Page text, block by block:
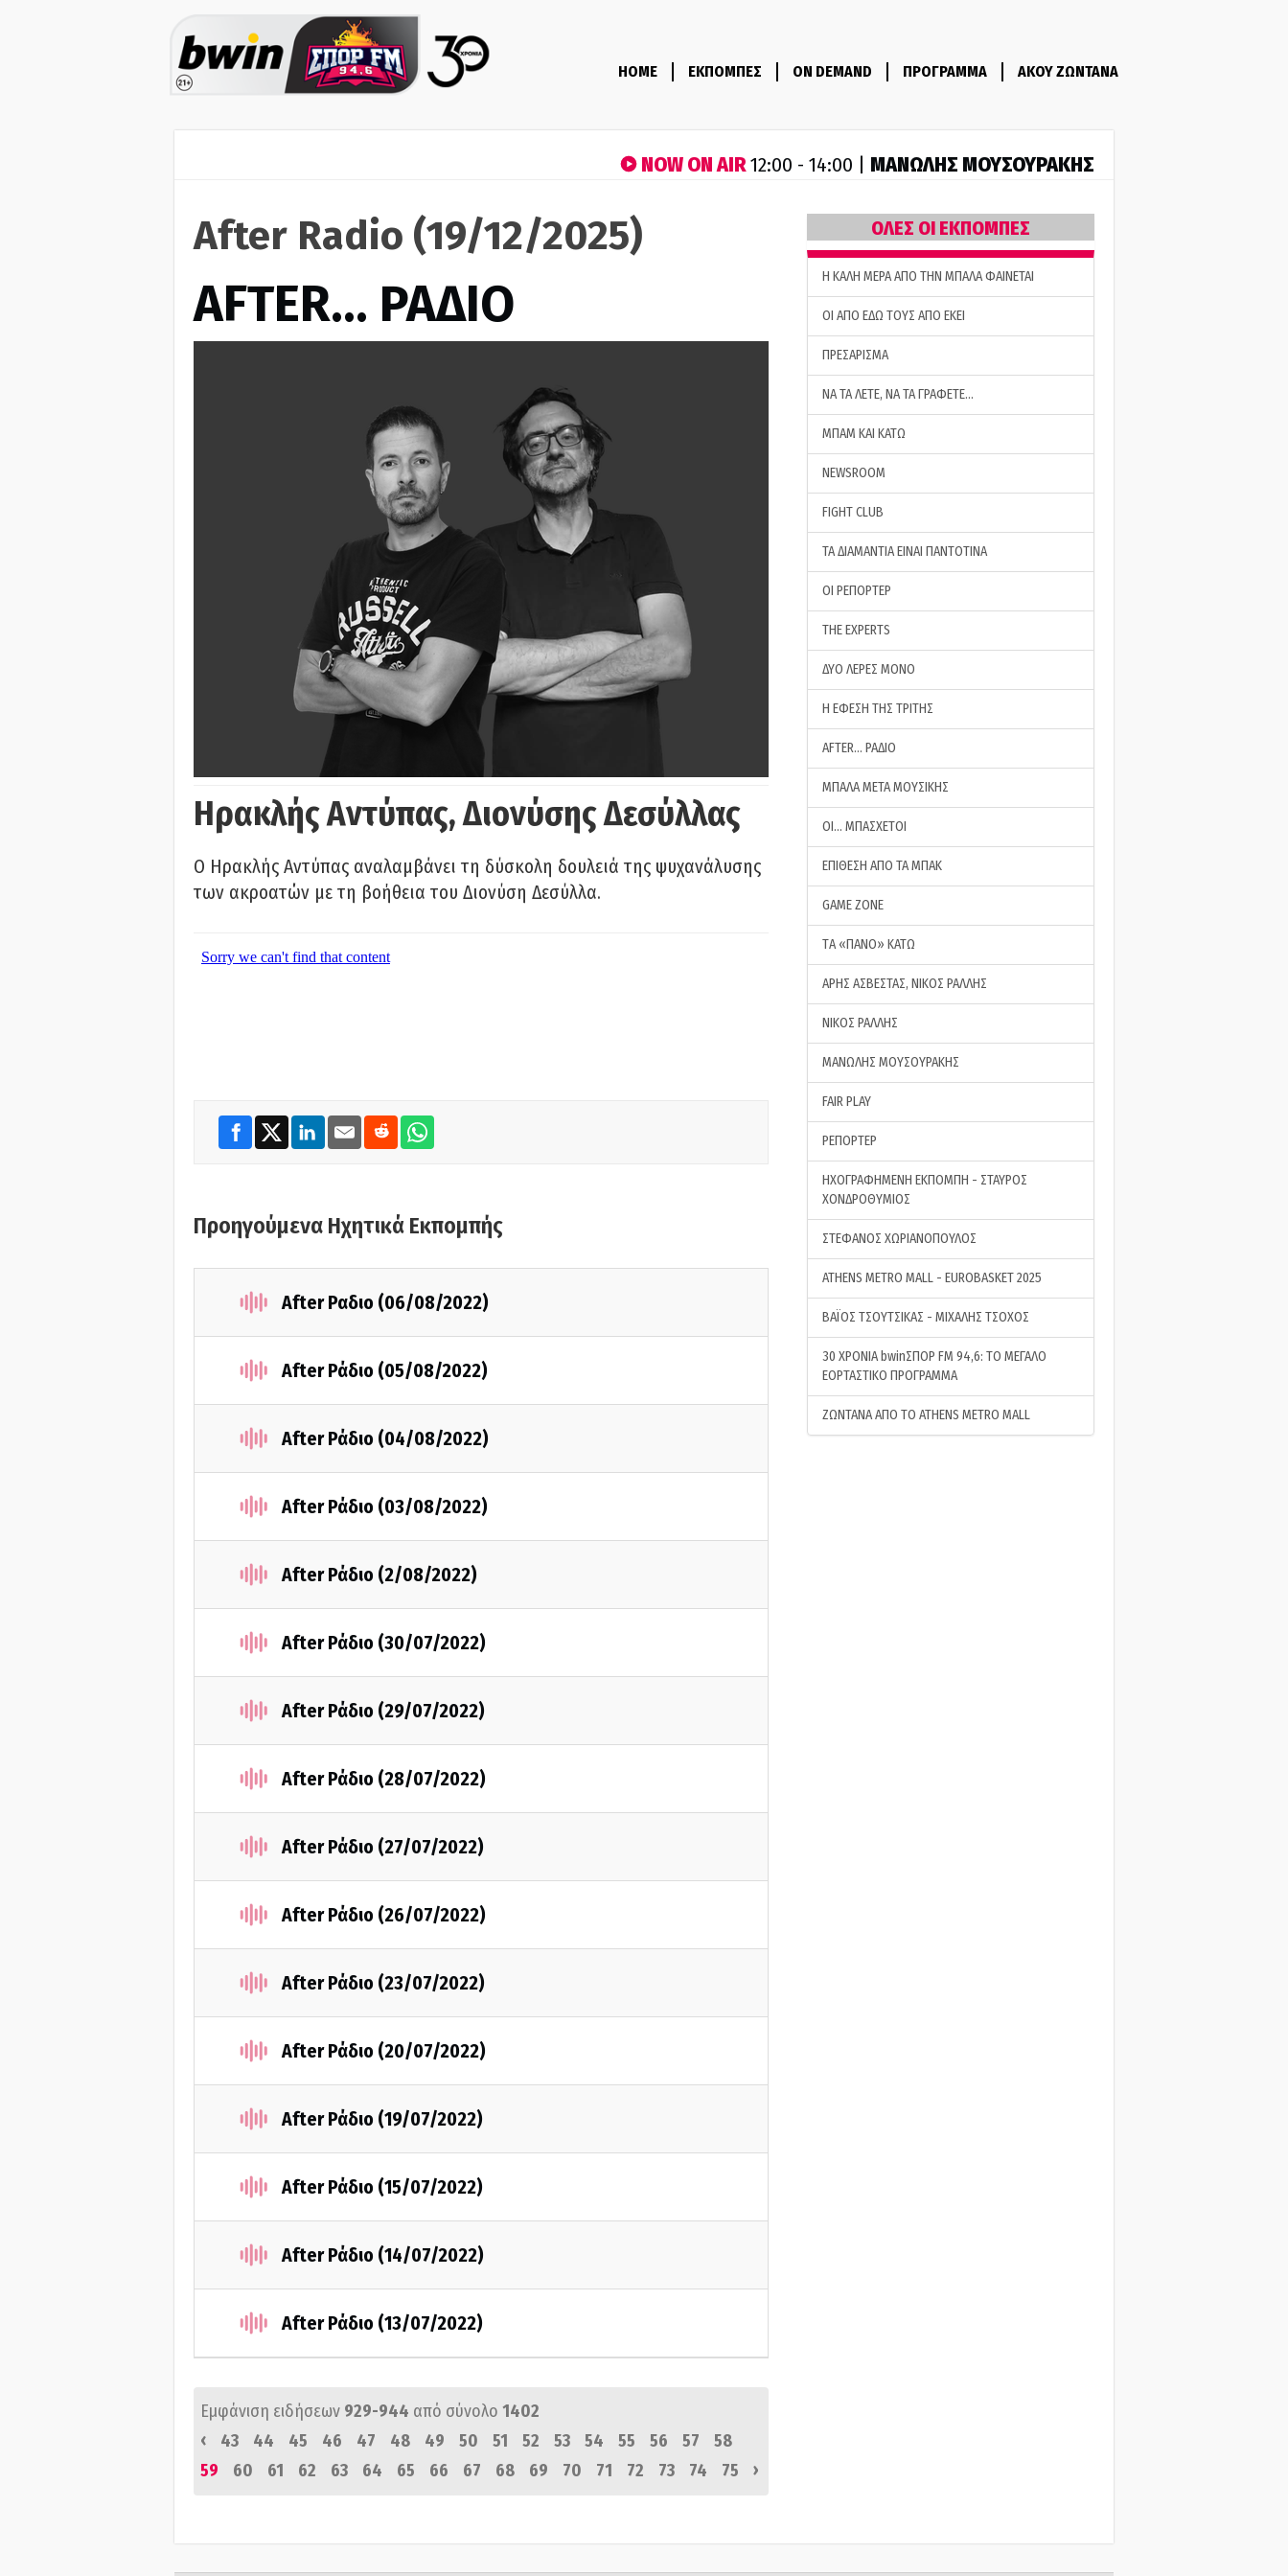
HOME ΕΚΠΟΜΠΕΣ ON DEMAND ΠΡΟΓΡΑΜΜΑ ΑΚΟΥ ΖΩΝΤΑΝΑ
NOW ON AIR12:00 - 14:00 | ΜΑΝΩΛΗΣ ΜΟΥΣΟΥΡΑΚΗΣ
After Radio (19/12/2025)
AFTER… ΡΑΔΙΟ
Ηρακλής Αντύπας, Διονύσης Δεσύλλας
Ο Ηρακλής Αντύπας αναλαμβάνει τη δύσκολη δουλειά της ψυχανάλυσης
των ακροατών με τη βοήθεια του Διονύση Δεσύλλα.
Προηγούμενα Ηχητικά Εκπομπής
After Ραδιο (06/08/2022)
After Ράδιο (05/08/2022)
After Ράδιο (04/08/2022)
After Ράδιο (03/08/2022)
After Ράδιο (2/08/2022)
After Ράδιο (30/07/2022)
After Ράδιο (29/07/2022)
After Ράδιο (28/07/2022)
After Ράδιο (27/07/2022)
After Ράδιο (26/07/2022)
After Ράδιο (23/07/2022)
After Ράδιο (20/07/2022)
After Ράδιο (19/07/2022)
After Ράδιο (15/07/2022)
After Ράδιο (14/07/2022)
After Ράδιο (13/07/2022)
Εμφάνιση ειδήσεων 929-944 από σύνολο 1402
‹
43 44 45 46 47 48 49 50 51 52 53 54 55 56 57
58
59
60 61 62 63 64 65 66 67 68 69 70 71 72 73 74 75 ›
ΟΛΕΣ ΟΙ ΕΚΠΟΜΠΕΣ
H ΚΑΛΗ ΜΕΡΑ ΑΠΟ ΤΗΝ ΜΠΑΛΑ ΦΑΙΝΕΤΑΙ
ΟΙ ΑΠΟ ΕΔΩ ΤΟΥΣ ΑΠΟ ΕΚΕΙ
ΠΡΕΣΑΡΙΣΜΑ
ΝΑ ΤΑ ΛΕΤΕ, ΝΑ ΤΑ ΓΡΑΦΕΤΕ…
ΜΠΑΜ ΚΑΙ ΚΑΤΩ
NEWSROOM
FIGHT CLUB
ΤΑ ΔΙΑΜΑΝΤΙΑ ΕΙΝΑΙ ΠΑΝΤΟΤΙΝΑ
ΟΙ ΡΕΠΟΡΤΕΡ
THE EXPERTS
ΔΥΟ ΛΕΡΕΣ ΜΟΝΟ
Η ΕΦΕΣΗ ΤΗΣ ΤΡΙΤΗΣ
AFTER… ΡΑΔΙΟ
ΜΠΑΛΑ ΜΕΤΑ ΜΟΥΣΙΚΗΣ
ΟΙ… ΜΠΑΣΧΕΤΟΙ
ΕΠΙΘΕΣΗ ΑΠΟ ΤΑ ΜΠΑΚ
GAME ZONE
ΤA «ΠΑΝΟ» ΚΑΤΩ
ΑΡΗΣ ΑΣΒΕΣΤΑΣ, ΝΙΚΟΣ ΡΑΛΛΗΣ
ΝΙΚΟΣ ΡΑΛΛΗΣ
ΜΑΝΩΛΗΣ ΜΟΥΣΟΥΡΑΚΗΣ
FAIR PLAY
ΡΕΠΟΡΤΕΡ
ΗΧΟΓΡΑΦΗΜΕΝΗ ΕΚΠΟΜΠΗ - ΣΤΑΥΡΟΣ
ΧΟΝΔΡΟΘΥΜΙΟΣ
ΣΤΕΦΑΝΟΣ ΧΩΡΙΑΝΟΠΟΥΛΟΣ
ATHENS METRO MALL - EUROBASKET 2025
ΒΑΪΟΣ ΤΣΟΥΤΣΙΚΑΣ - ΜΙΧΑΛΗΣ ΤΣΟΧΟΣ
30 ΧΡΟΝΙΑ bwinΣΠΟΡ FM 94,6: ΤΟ ΜΕΓΑΛΟ
ΕΟΡΤΑΣΤΙΚΟ ΠΡΟΓΡΑΜΜΑ
ΖΩΝΤΑΝΑ ΑΠΟ ΤΟ ATHENS METRO MALL